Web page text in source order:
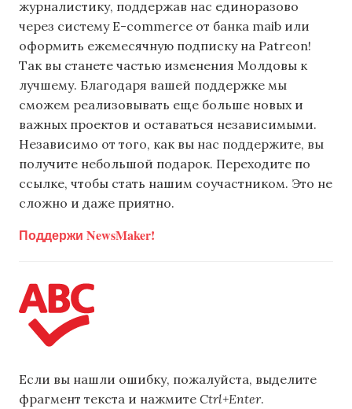
журналистику, поддержав нас единоразово
через систему E-commerce от банка maib или
оформить ежемесячную подписку на Patreon!
Так вы станете частью изменения Молдовы к
лучшему. Благодаря вашей поддержке мы
сможем реализовывать еще больше новых и
важных проектов и оставаться независимыми.
Независимо от того, как вы нас поддержите, вы
получите небольшой подарок. Переходите по
ссылке, чтобы стать нашим соучастником. Это не
сложно и даже приятно.
Поддержи NewsMaker!
Если вы нашли ошибку, пожалуйста, выделите
фрагмент текста и нажмите Ctrl+Enter.